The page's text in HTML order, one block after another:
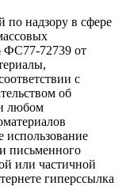
по надзору в сфере
ФС77-72739 от
с
об
любом
использование
письменного
или частичной
гиперссылка